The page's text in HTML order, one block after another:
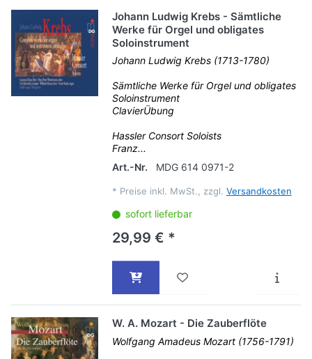
Johann Ludwig Krebs - Sämtliche
Werke für Orgel und obligates
Soloinstrument
Johann Ludwig Krebs (1713-1780)
Sämtliche Werke für Orgel und obligates
Soloinstrument
ClavierÜbung
Hassler Consort Soloists
Franz...
Art.-Nr.
MDG 614 0971-2
* Preise inkl. MwSt., zzgl. Versandkosten
sofort lieferbar
29,99 € *
W. A. Mozart - Die Zauberflöte
Wolfgang Amadeus Mozart (1756-1791)